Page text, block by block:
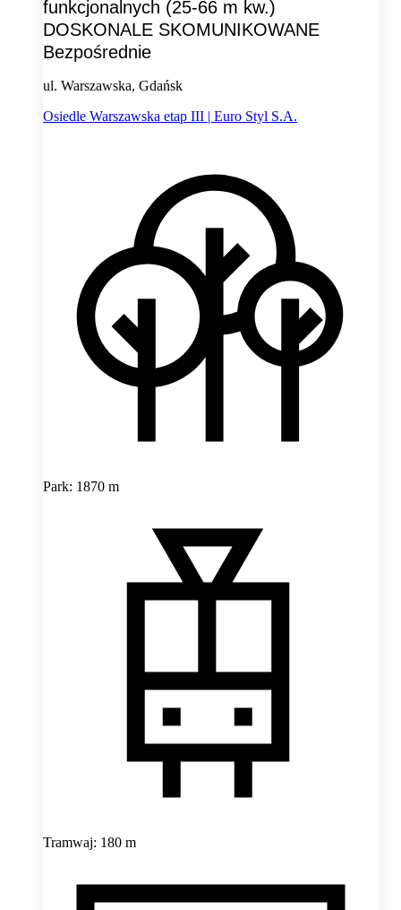
funkcjonalnych (25-66 m kw.)
DOSKONALE SKOMUNIKOWANE
Bezpośrednie
ul. Warszawska, Gdańsk
Osiedle Warszawska etap III | Euro Styl S.A.
Park: 1870 m
Tramwaj: 180 m